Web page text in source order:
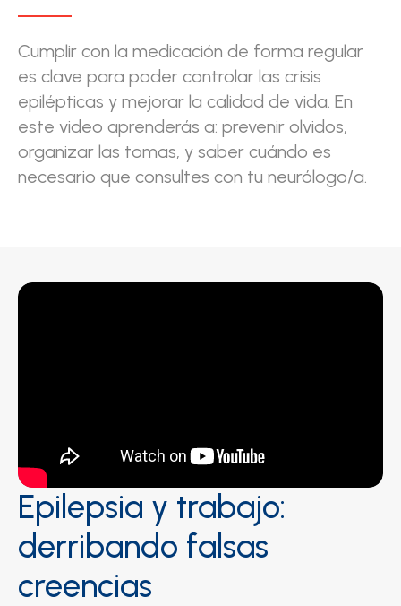
Cumplir con la medicación de forma regular
es clave para poder controlar las crisis
epilépticas y mejorar la calidad de vida. En
este video aprenderás a: prevenir olvidos,
organizar las tomas, y saber cuándo es
necesario que consultes con tu neurólogo/a.
Epilepsia y trabajo:
derribando falsas
creencias